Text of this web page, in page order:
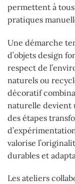
permettent à
pratiques
Une démarche
d’objets design
respect de
naturels ou
décoratif
naturelle devient
des étapes
valorise
durables et
Les ateliers